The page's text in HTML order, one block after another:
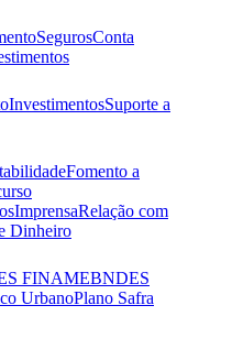
SegurosConta
InvestimentosSuporte a
Fomento a
ImprensaRelação com
Dinheiro
FINAMEBNDES
UrbanoPlano Safra